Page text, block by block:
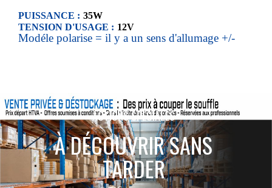
PUISSANCE : 35W
TENSION D'USAGE : 12V
Modéle polarise = il y a un sens d'allumage +/-
ACTIONS SPÉCIALES
À DÉCOUVRIR SANS
TARDER